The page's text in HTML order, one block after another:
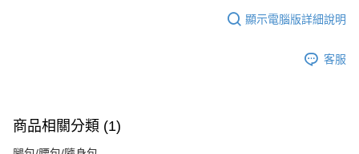
顯示電腦版詳細說明
客服
商品相關分類 (1)